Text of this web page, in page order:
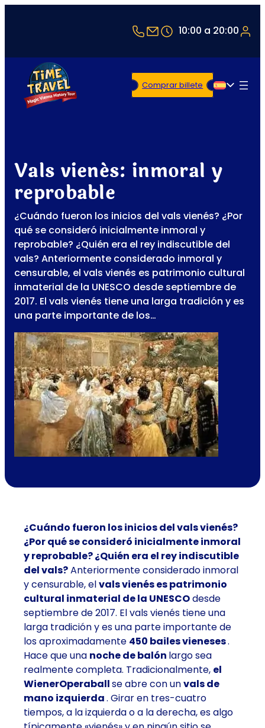
+43 1 5321514
office@timetravel-
10:00 a 20:00
Español
Comprar billete
Vals vienés: inmoral y
reprobable
¿Cuándo fueron los inicios del vals vienés? ¿Por
qué se consideró inicialmente inmoral y
reprobable? ¿Quién era el rey indiscutible del
vals? Anteriormente considerado inmoral y
censurable, el vals vienés es patrimonio cultural
inmaterial de la UNESCO desde septiembre de
2017. El vals vienés tiene una larga tradición y es
una parte importante de los…
¿Cuándo fueron los inicios del vals vienés?
¿Por qué se consideró inicialmente inmoral
y reprobable? ¿Quién era el rey indiscutible
del vals?Anteriormente considerado inmoral
y censurable, elvals vienés es patrimonio
cultural inmaterial de la UNESCOdesde
septiembre de 2017. El vals vienés tiene una
larga tradición y es una parte importante de
los aproximadamente 450 bailes vieneses.
Hace que una noche de balón largo sea
realmente completa. Tradicionalmente, el
WienerOperaballse abre con unvals de
mano izquierda. Girar en tres-cuatro
tiempos, a la izquierda o a la derecha, es algo